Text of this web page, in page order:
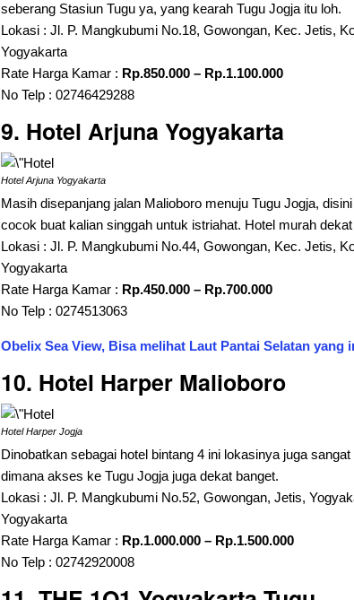
seberang Stasiun Tugu ya, yang kearah Tugu Jogja itu loh.
Lokasi : Jl. P. Mangkubumi No.18, Gowongan, Kec. Jetis,
Yogyakarta
Rate Harga Kamar : Rp.850.000 – Rp.1.100.000
No Telp : 02746429288
9. Hotel Arjuna Yogyakarta
Hotel Arjuna Yogyakarta
Masih disepanjang jalan Malioboro menuju Tugu Jogja,
cocok buat kalian singgah untuk istriahat. Hotel murah
Lokasi : Jl. P. Mangkubumi No.44, Gowongan, Kec. Jetis,
Yogyakarta
Rate Harga Kamar : Rp.450.000 – Rp.700.000
No Telp : 0274513063
Obelix Sea View, Bisa melihat Laut Pantai Selatan yang
10. Hotel Harper Malioboro
Hotel Harper Jogja
Dinobatkan sebagai hotel bintang 4 ini lokasinya juga
dimana akses ke Tugu Jogja juga dekat banget.
Lokasi : Jl. P. Mangkubumi No.52, Gowongan, Jetis,
Yogyakarta
Rate Harga Kamar : Rp.1.000.000 – Rp.1.500.000
No Telp : 02742920008